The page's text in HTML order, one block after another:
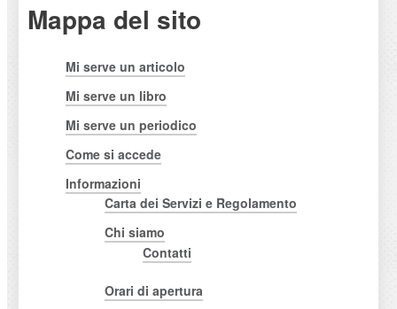
Mappa del sito
Mi serve un articolo
Mi serve un libro
Mi serve un periodico
Come si accede
Informazioni
Carta dei Servizi e Regolamento
Chi siamo
Contatti
Orari di apertura